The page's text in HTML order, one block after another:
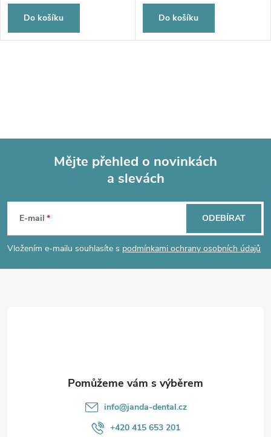
Do košíku Do košíku
p
Mějte přehled o novinkách
a slevách
E-mail
Vložením e-mailu souhlasíte s podmínkami ochrany osobních údajů
ODEBÍRAT
info@janda-dental.cz
+420 415 653 201